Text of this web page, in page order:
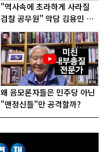
"역사속에 초라하게 사라질
검찰 공무원" 악담 김용민 의
원에게!
왜 음모론자들은 민주당 아닌
"맨정신들"만 공격할까?